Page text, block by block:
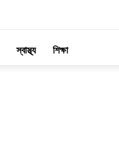
স্বাস্থ্য শিক্ষা